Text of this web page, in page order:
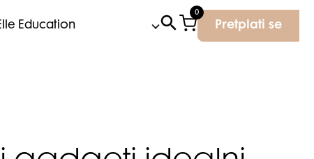
Education
0
Pretplati se